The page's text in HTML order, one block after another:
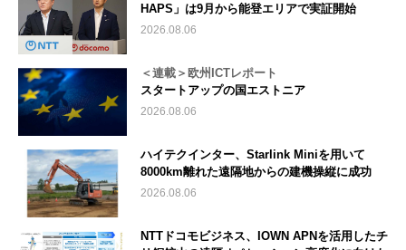
HAPS」は9月から能登エリアで実証開始
2026.08.06
＜連載＞欧州ICTレポート
スタートアップの国エストニア
2026.08.06
ハイテクインター、Starlink Miniを用いて
8000km離れた遠隔地からの建機操縦に成功
2026.08.06
NTTドコモビジネス、IOWN APNを活用したチ